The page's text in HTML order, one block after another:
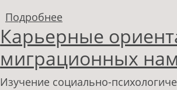
Подробнее
намерений личности
Карьерные
миграционных
Изучение социально-